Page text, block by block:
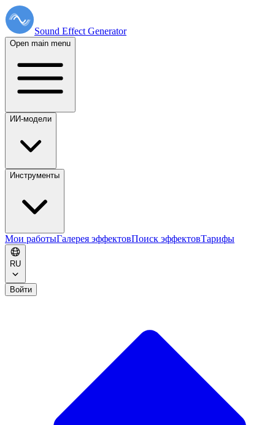
Sound Effect Generator
Open main menu
ИИ-модели
Инструменты
Мои работыГалерея эффектовПоиск эффектовТарифы
RU
Войти